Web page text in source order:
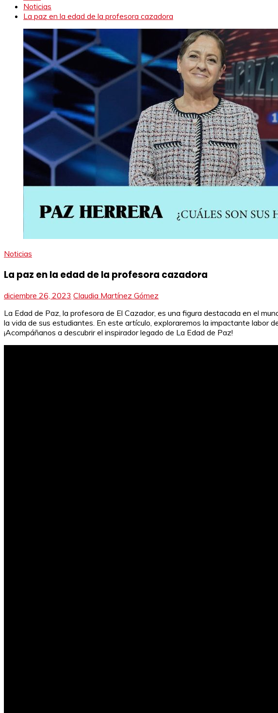
Noticias
La paz en la edad de la profesora cazadora
Noticias
La paz en la edad de la profesora cazadora
diciembre 26, 2023 Claudia Martínez Gómez
La Edad de Paz, la profesora de El Cazador, es una figura destacada en el
la vida de sus estudiantes. En este artículo, exploraremos la impactante labor
¡Acompáñanos a descubrir el inspirador legado de La Edad de Paz!